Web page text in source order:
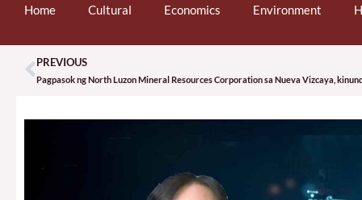
Home Cultural Economics Environment
Prev
PREVIOUS
Pagpasok ng North Luzon Mineral Resources Corporation sa Nueva Vizcaya,